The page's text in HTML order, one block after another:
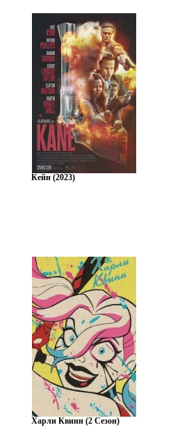
Кейн (2023)
Харли Квинн (2 Сезон)